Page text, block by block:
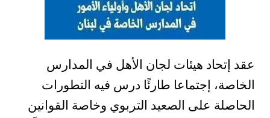
عقد إتحاد هيئات لجان الأهل في المدارس
الخاصة، إجتماعا طارئًا درس فيه التطورات
الحاصلة على الصعيد التربوي وخاصة القوانين